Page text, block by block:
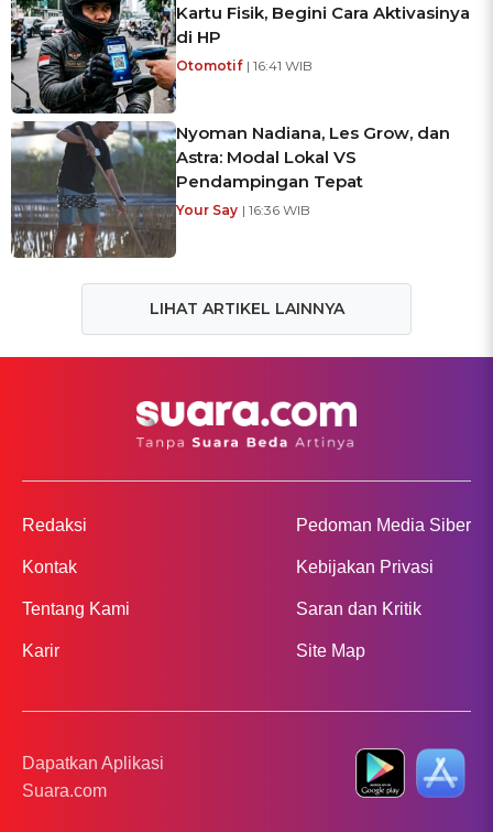
Kartu Fisik, Begini Cara Aktivasinya
di HP
Otomotif | 16:41 WIB
Nyoman Nadiana, Les Grow, dan
Astra: Modal Lokal VS
Pendampingan Tepat
Your Say | 16:36 WIB
LIHAT ARTIKEL LAINNYA
Redaksi
Kontak
Tentang Kami
Karir
Pedoman Media Siber
Kebijakan Privasi
Saran dan Kritik
Site Map
Dapatkan Aplikasi
Suara.com